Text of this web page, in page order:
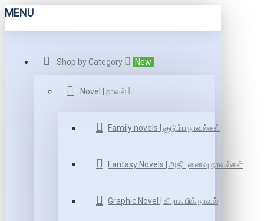
MENU
Shop by Category New
Novel | நாவல்
Family novels | குடும்ப நாவல்கள்
Fantasy Novels | அதிபுனைவு நாவல்கள்
Graphic Novel | கிராஃ பிக் நாவல்